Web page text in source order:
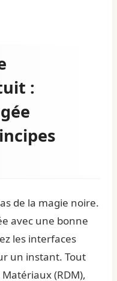
:
de la magie noire.
avec une bonne
les interfaces
un instant. Tout
(RDM),